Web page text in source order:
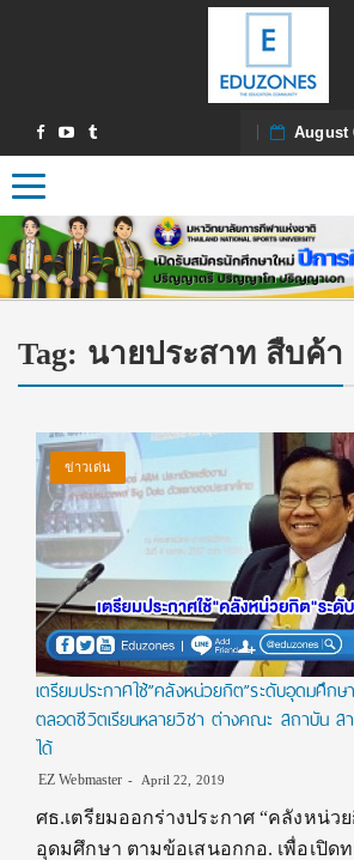
August
Toggle navigation
Tag: นายประสาท สืบค้า
ข่าวเด่น
เตรียมประกาศใช้”คลังหน่วยกิต”ระดับอุดมศึก
ตลอดชีวิตเรียนหลายวิชา ต่างคณะ สถาบัน ส
ได้
EZ Webmaster April 22, 2019
ศธ.เตรียมออกร่างประกาศ “คลังหน่ว
อุดมศึกษา ตามข้อเสนอกกอ. เพื่อเปิด